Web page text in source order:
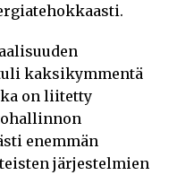
kaksikymmentä
on liitetty
enemmän
järjestelmien